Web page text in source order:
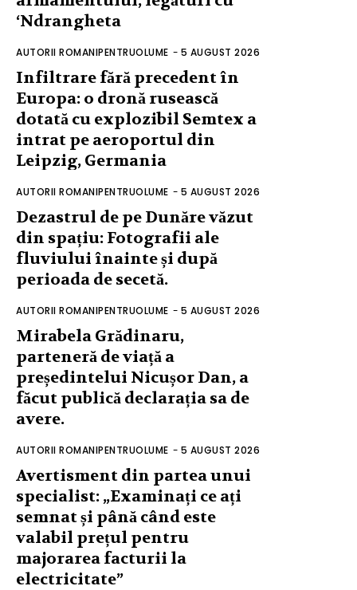
‘Ndrangheta
AUTORII ROMANIPENTRUOLUME - 5 AUGUST 2026
Infiltrare fără precedent în
Europa: o dronă rusească
dotată cu explozibil Semtex a
intrat pe aeroportul din
Leipzig, Germania
AUTORII ROMANIPENTRUOLUME - 5 AUGUST 2026
Dezastrul de pe Dunăre văzut
din spațiu: Fotografii ale
fluviului înainte și după
perioada de secetă.
AUTORII ROMANIPENTRUOLUME - 5 AUGUST 2026
Mirabela Grădinaru,
parteneră de viață a
președintelui Nicușor Dan, a
făcut publică declarația sa de
avere.
AUTORII ROMANIPENTRUOLUME - 5 AUGUST 2026
Avertisment din partea unui
specialist: „Examinați ce ați
semnat și până când este
valabil prețul pentru
majorarea facturii la
electricitate”